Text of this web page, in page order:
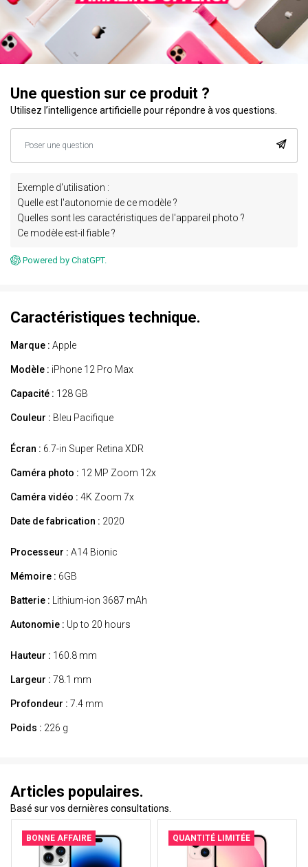
Une question sur ce produit ?
Utilisez l’intelligence artificielle pour répondre à vos questions.
Exemple d'utilisation :
Quelle est l'autonomie de ce modèle ?
Quelles sont les caractéristiques de l'appareil photo ?
Ce modèle est-il fiable ?
Powered by ChatGPT.
Caractéristiques technique.
Marque : Apple
Modèle : iPhone 12 Pro Max
Capacité : 128 GB
Couleur : Bleu Pacifique
Écran : 6.7-in Super Retina XDR
Caméra photo : 12 MP Zoom 12x
Caméra vidéo : 4K Zoom 7x
Date de fabrication : 2020
Processeur : A14 Bionic
Mémoire : 6GB
Batterie : Lithium-ion 3687 mAh
Autonomie : Up to 20 hours
Hauteur : 160.8 mm
Largeur : 78.1 mm
Profondeur : 7.4 mm
Poids : 226 g
Articles populaires.
Basé sur vos dernières consultations.
BONNE AFFAIRE QUANTITÉ LIMITÉE